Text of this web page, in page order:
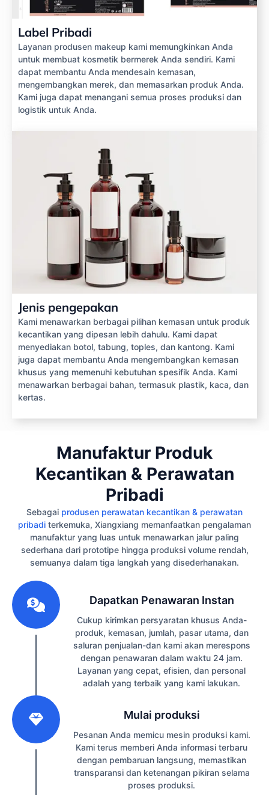
Label Pribadi
Layanan produsen makeup kami memungkinkan Anda
untuk membuat kosmetik bermerek Anda sendiri. Kami
dapat membantu Anda mendesain kemasan,
mengembangkan merek, dan memasarkan produk Anda.
Kami juga dapat menangani semua proses produksi dan
logistik untuk Anda.
Jenis pengepakan
Kami menawarkan berbagai pilihan kemasan untuk produk
kecantikan yang dipesan lebih dahulu. Kami dapat
menyediakan botol, tabung, toples, dan kantong. Kami
juga dapat membantu Anda mengembangkan kemasan
khusus yang memenuhi kebutuhan spesifik Anda. Kami
menawarkan berbagai bahan, termasuk plastik, kaca, dan
kertas.
Manufaktur Produk
Kecantikan & Perawatan
Pribadi
Sebagai produsen perawatan kecantikan & perawatan
pribadi terkemuka, Xiangxiang memanfaatkan pengalaman
manufaktur yang luas untuk menawarkan jalur paling
sederhana dari prototipe hingga produksi volume rendah,
semuanya dalam tiga langkah yang disederhanakan.
Dapatkan Penawaran Instan
Cukup kirimkan persyaratan khusus Anda-
produk, kemasan, jumlah, pasar utama, dan
saluran penjualan-dan kami akan merespons
dengan penawaran dalam waktu 24 jam.
Layanan yang cepat, efisien, dan personal
adalah yang terbaik yang kami lakukan.
Mulai produksi
Pesanan Anda memicu mesin produksi kami.
Kami terus memberi Anda informasi terbaru
dengan pembaruan langsung, memastikan
transparansi dan ketenangan pikiran selama
proses produksi.